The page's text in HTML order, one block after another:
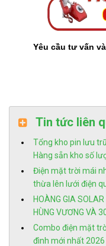
Yêu cầu tư vấn
Tin tức liên
Tổng kho pin lưu
Hàng sẵn kho số
Điện mặt trời mái
thừa lên lưới điện
HOÀNG GIA
HÙNG VƯƠNG VÀ
Combo điện mặt
đình mới nhất 2026